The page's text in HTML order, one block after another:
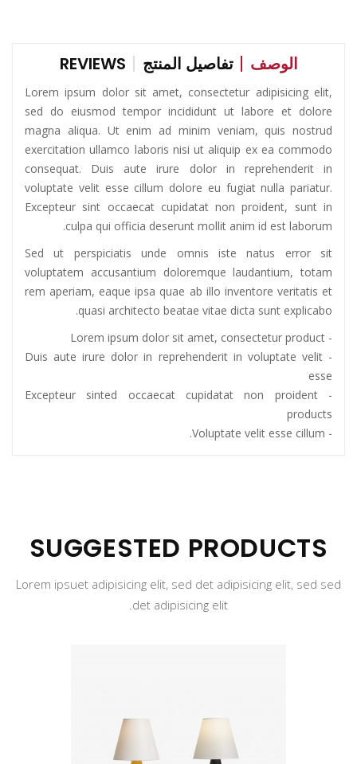
الوصف تفاصيل المنتج REVIEWS
Lorem ipsum dolor sit amet, consectetur adipisicing elit,
sed do eiusmod tempor incididunt ut labore et dolore
magna aliqua. Ut enim ad minim veniam, quis nostrud
exercitation ullamco laboris nisi ut aliquip ex ea commodo
consequat. Duis aute irure dolor in reprehenderit in
voluptate velit esse cillum dolore eu fugiat nulla pariatur.
Excepteur sint occaecat cupidatat non proident, sunt in
culpa qui officia deserunt mollit anim id est laborum.
Sed ut perspiciatis unde omnis iste natus error sit
voluptatem accusantium doloremque laudantium, totam
rem aperiam, eaque ipsa quae ab illo inventore veritatis et
quasi architecto beatae vitae dicta sunt explicabo.
- Lorem ipsum dolor sit amet, consectetur product
- Duis aute irure dolor in reprehenderit in voluptate velit
esse
- Excepteur sinted occaecat cupidatat non proident
products
- Voluptate velit esse cillum.
SUGGESTED PRODUCTS
Lorem ipsuet adipisicing elit, sed det adipisicing elit, sed sed
det adipisicing elit.